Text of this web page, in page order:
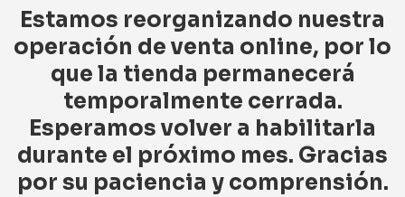
Estamos reorganizando nuestra
operación de venta online, por lo
que la tienda permanecerá
temporalmente cerrada.
Esperamos volver a habilitarla
durante el próximo mes. Gracias
por su paciencia y comprensión.